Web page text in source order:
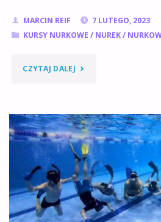
MARCIN REIF
7 LUTEGO, 2023
KURSY NURKOWE / NUREK/
CZYTAJ DALEJ"INTRO
–
NURKOWANIE
NA
PRÓBĘ"